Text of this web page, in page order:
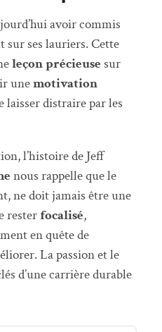
avoir commis
sur ses lauriers. Cette
leçon précieuse sur
unemotivation
laisser distraire par les
l’histoire de Jeff
nous rappelle que le
ne doit jamais être une
resterfocalisé,
en quête de
La passion et le
d’une carrière durable